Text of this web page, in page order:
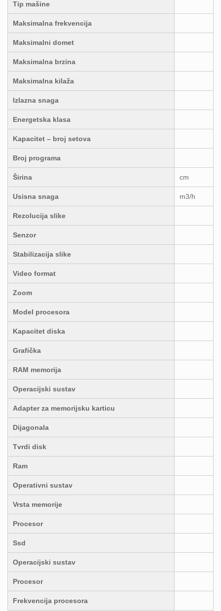
Tip mašine
Maksimalna frekvencija
Maksimalni domet
Maksimalna brzina
Maksimalna kilaža
Izlazna snaga
Energetska klasa
Kapacitet – broj setova
Broj programa
Širina cm
Usisna snaga m3/h
Rezolucija slike
Senzor
Stabilizacija slike
Video format
Zoom
Model procesora
Kapacitet diska
Grafička
RAM memorija
Operacijski sustav
Adapter za memorijsku karticu
Dijagonala
Tvrdi disk
Ram
Operativni sustav
Vrsta memorije
Procesor
Ssd
Operacijski sustav
Procesor
Frekvencija procesora